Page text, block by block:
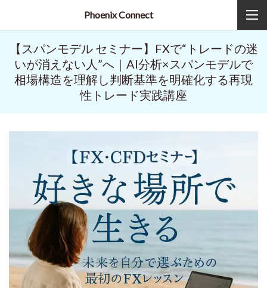
Phoenix Connect
【スパンモデル セミナー】FXで“トレードの迷
いが消えない人”へ｜AI分析×スパンモデルで
相場構造を理解し判断基準を明確化する再現
性トレード実践講座